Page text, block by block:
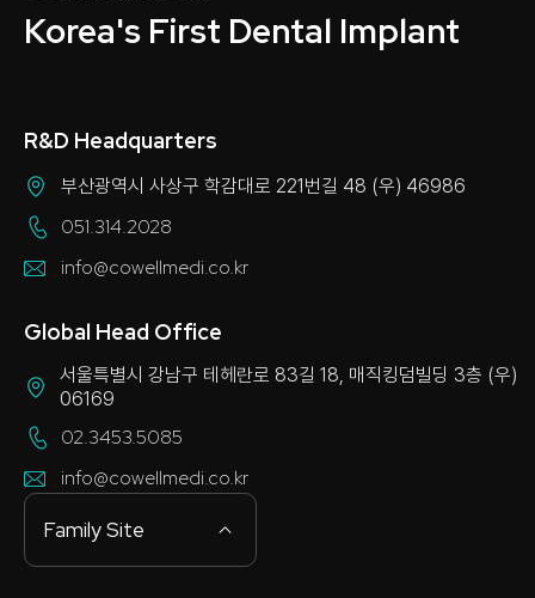
Korea's First Dental Implant
R&D Headquarters
부산광역시 사상구 학감대로 221번길 48 (우) 46986
051.314.2028
info@cowellmedi.co.kr
Global Head Office
서울특별시 강남구 테헤란로 83길 18, 매직킹덤빌딩 3층 (우)
06169
02.3453.5085
info@cowellmedi.co.kr
Family Site